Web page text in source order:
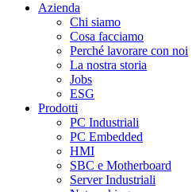
Azienda
Chi siamo
Cosa facciamo
Perché lavorare con noi
La nostra storia
Jobs
ESG
Prodotti
PC Industriali
PC Embedded
HMI
SBC e Motherboard
Server Industriali